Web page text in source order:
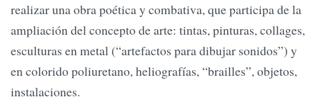
realizar una obra poética y combativa, que participa de la
ampliación del concepto de arte: tintas, pinturas, collages,
esculturas en metal (“artefactos para dibujar sonidos”) y
en colorido poliuretano, heliografías, “brailles”, objetos,
instalaciones.